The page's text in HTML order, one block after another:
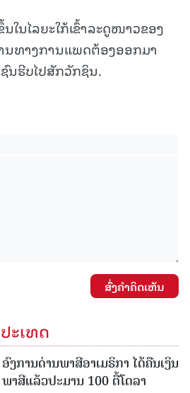
ໃນໄລຍະໃກ້ເຂົ້າລະດູໜາວຂອງ
ນທາງການແພດຕ້ອງອອກມາ
ນຮີບໄປສັກວັກຊິນ.
ສົ່ງຄໍາຄິດເຫັນ
ະເທດ
ອົງການດ່ານພາສີອາເມຣິກາ ໄດ້ຄືນເງິນ
ພາສີແລ້ວປະມານ 100 ຕື້ໂດລາ